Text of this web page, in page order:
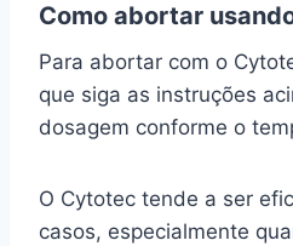
Como abortar
Para abortar com o
que siga as instruções
dosagem conforme o
O Cytotec tende a ser
casos, especialmente